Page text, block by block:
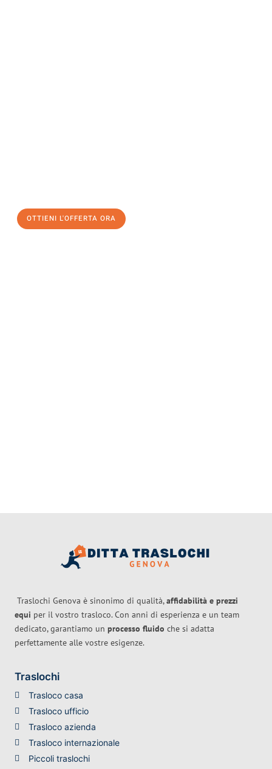
OTTIENI L'OFFERTA ORA
Traslochi Genova è sinonimo di qualità,affidabilità e prezzi
equi per il vostro trasloco. Con anni di esperienza e un team
dedicato, garantiamo un processo fluido che si adatta
perfettamente alle vostre esigenze.
Traslochi
Trasloco casa
Trasloco ufficio
Trasloco azienda
Trasloco internazionale
Piccoli traslochi